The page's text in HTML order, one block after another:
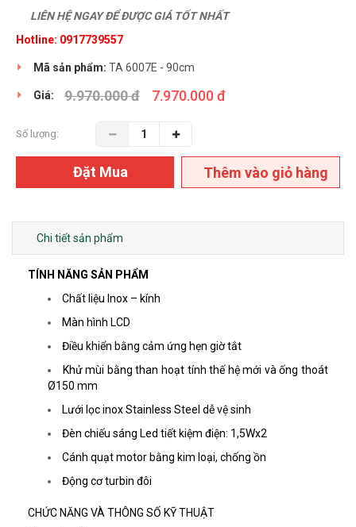
LIÊN HỆ NGAY ĐỂ ĐƯỢC GIÁ TỐT NHẤT
Hotline: 0917739557
Mã sản phẩm: TA 6007E - 90cm
Giá: 9.970.000 đ 7.970.000 đ
Số lượng:
Đặt Mua Thêm vào giỏ hàng
Chi tiết sản phẩm
TÍNH NĂNG SẢN PHẨM
Chất liệu Inox – kính
Màn hình LCD
Điều khiển bằng cảm ứng hẹn giờ tắt
Khử mùi bằng than hoạt tính thế hệ mới và ống thoát
Ø150 mm
Lưới lọc inox Stainless Steel dễ vệ sinh
Đèn chiếu sáng Led tiết kiệm điện: 1,5Wx2
Cánh quạt motor bằng kim loại, chống ồn
Động cơ turbin đôi
CHỨC NĂNG VÀ THÔNG SỐ KỸ THUẬT